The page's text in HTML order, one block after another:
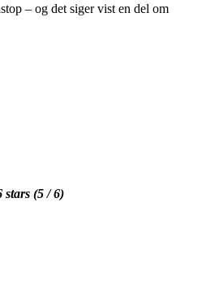
– og det siger vist en del om
(5 / 6)